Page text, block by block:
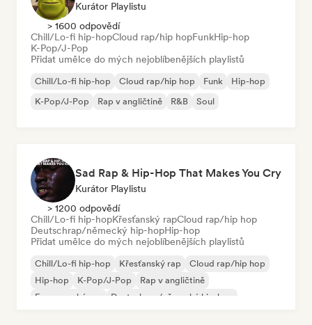
Kurátor Playlistu
> 1600 odpovědí
Chill/Lo-fi hip-hopCloud rap/hip hopFunkHip-hop
K-Pop/J-Pop
Přidat umělce do mých nejoblíbenějších playlistů
Chill/Lo-fi hip-hop Cloud rap/hip hop Funk
Hip-hop
K-Pop/J-Pop
Rap v angličtině R&B Soul
Sad Rap & Hip-Hop That Makes You Cry
Kurátor Playlistu
> 1200 odpovědí
Chill/Lo-fi hip-hopKřesťanský rapCloud rap/hip hop
Deutschrap/německý hip-hopHip-hop
Přidat umělce do mých nejoblíbenějších playlistů
Chill/Lo-fi hip-hop Křesťanský rap
Cloud rap/hip hop
Hip-hop
K-Pop/J-Pop
Rap v angličtině
Francouzský rap
Deutschrap/německý hip-hop